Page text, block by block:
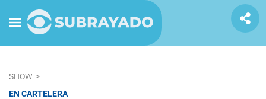
SHOW >
EN CARTELERA